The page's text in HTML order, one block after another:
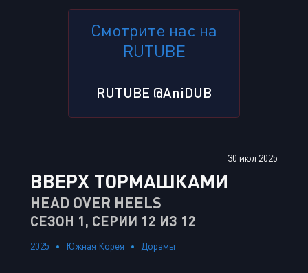
Смотрите нас на
RUTUBE
RUTUBE @AniDUB
30 июл 2025
ВВЕРХ ТОРМАШКАМИ
HEAD OVER HEELS
СЕЗОН 1, СЕРИИ 12 ИЗ 12
2025 Южная Корея Дорамы